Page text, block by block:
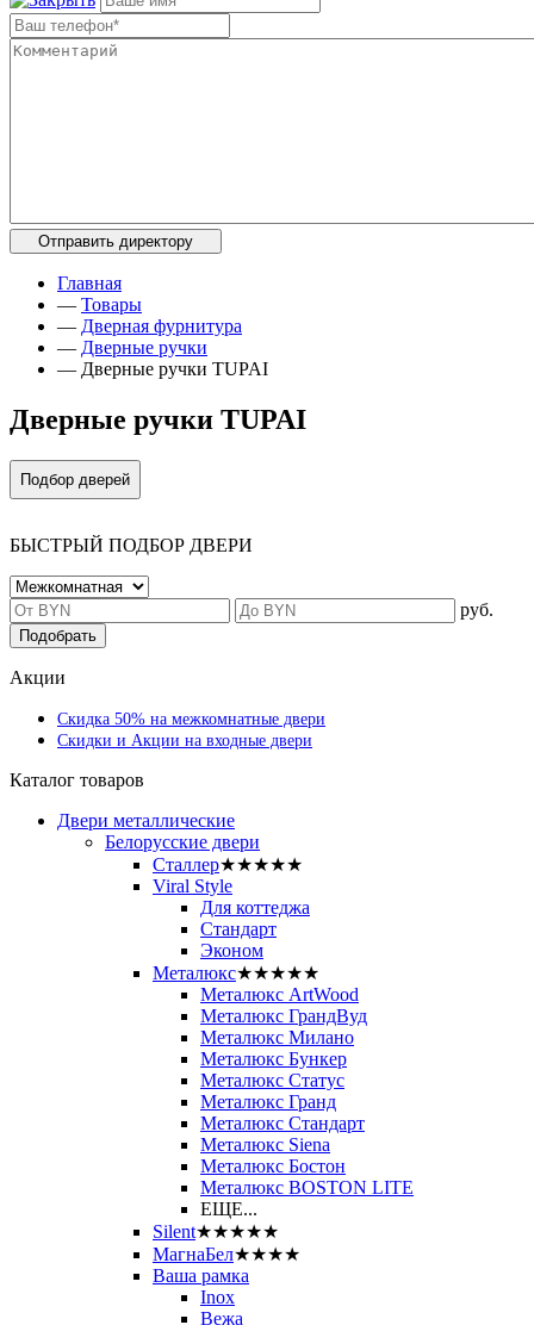
Главная
— Товары
— Дверная фурнитура
— Дверные ручки
— Дверные ручки TUPAI
Дверные ручки TUPAI
Подбор дверей
БЫСТРЫЙ ПОДБОР ДВЕРИ
руб.
Подобрать
Акции
Скидка 50% на межкомнатные двери
Скидки и Акции на входные двери
Каталог товаров
Двери металлические
Белорусские двери
Сталлер★★★★★
Viral Style
Для коттеджа
Стандарт
Эконом
Металюкс★★★★★
Металюкс ArtWood
Металюкс ГрандВуд
Металюкс Милано
Металюкс Бункер
Металюкс Статус
Металюкс Гранд
Металюкс Стандарт
Металюкс Siena
Металюкс Бостон
Металюкс BOSTON LITE
ЕЩЕ...
Silent★★★★★
МагнаБел★★★★
Ваша рамка
Inox
Вежа